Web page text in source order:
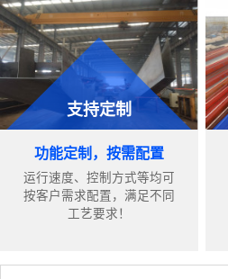
支持定制
功能定制，按需配置
运行速度、控制方式等均可
按客户需求配置，满足不同
工艺要求！